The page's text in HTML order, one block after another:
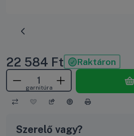
22 584 Ft Raktáron
garnitúra
Szerelő vagy?